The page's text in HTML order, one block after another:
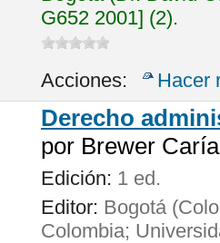
G652 2001] (2).
Acciones: Hacer
Derecho
por Brewer
Edición: 1 ed.
Editor: Bogotá
Colombia;